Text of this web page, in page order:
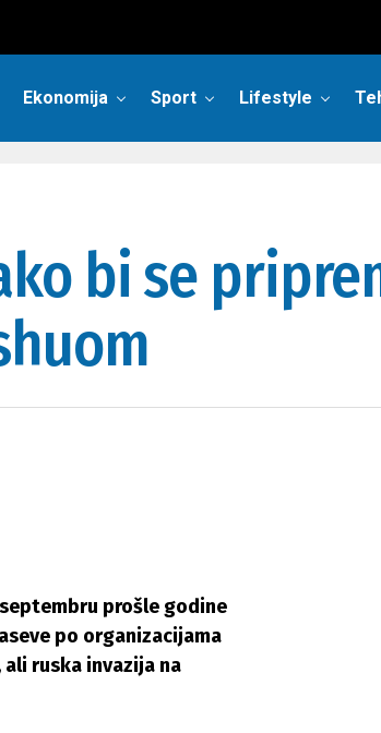
Ekonomija Sport Lifestyle
bi se
prošle godine
po organizacijama
ali ruska invazija na